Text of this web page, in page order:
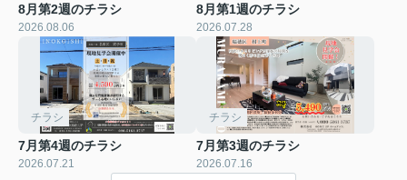
8月第2週のチラシ
2026.08.06
8月第1週のチラシ
2026.07.28
チラシ
7月第4週のチラシ
2026.07.21
チラシ
7月第3週のチラシ
2026.07.16